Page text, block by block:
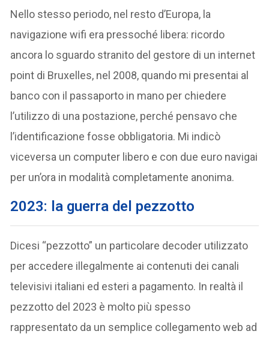
Nello stesso periodo, nel resto d’Europa, la
navigazione wifi era pressoché libera: ricordo
ancora lo sguardo stranito del gestore di un internet
point di Bruxelles, nel 2008, quando mi presentai al
banco con il passaporto in mano per chiedere
l’utilizzo di una postazione, perché pensavo che
l’identificazione fosse obbligatoria. Mi indicò
viceversa un computer libero e con due euro navigai
per un’ora in modalità completamente anonima.
2023: la guerra del pezzotto
Dicesi “pezzotto” un particolare decoder utilizzato
per accedere illegalmente ai contenuti dei canali
televisivi italiani ed esteri a pagamento. In realtà il
pezzotto del 2023 è molto più spesso
rappresentato da un semplice collegamento web ad